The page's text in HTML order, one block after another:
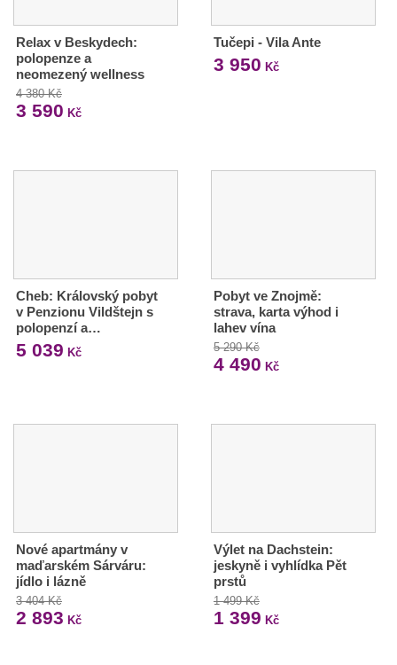
Relax v Beskydech:
polopenze a
neomezený wellness
4 380 Kč
3 590 Kč
Tučepi - Vila Ante
3 950 Kč
Cheb: Královský pobyt
v Penzionu Vildštejn s
polopenzí a…
5 039 Kč
Pobyt ve Znojmě:
strava, karta výhod i
lahev vína
5 290 Kč
4 490 Kč
Nové apartmány v
maďarském Sárváru:
jídlo i lázně
3 404 Kč
2 893 Kč
Výlet na Dachstein:
jeskyně i vyhlídka Pět
prstů
1 499 Kč
1 399 Kč